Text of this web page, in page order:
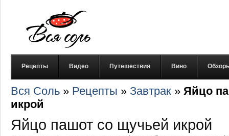
Рецепты Видео Путешествия Вино
Вся Соль » Рецепты » Завтрак » Яйцо
икрой
Яйцо пашот со щучьей икрой